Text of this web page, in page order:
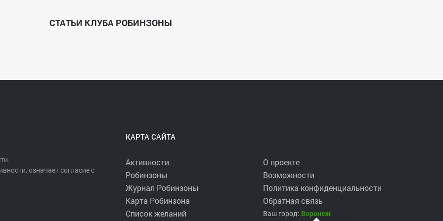
это в первую очередь хорошая компания. Мы за позитивный настрой, приятное общение и общие интересы. 😃👍
как целому приключению!
тем маршрутом, каким захотим мы. Единственное о чем мы просим - уважение к друг другу. Не опаздывайте на
СТАТЬИ КЛУБА РОБИНЗОНЫ
означает согласие с
КАРТА САЙТА
Активности
Робинзоны
Журнал Робинзоны
Карта Робинзона
Список желаний
О проекте
Возможности
Политика конфиденциальности
Обратная связь
Ваш город: Воронеж